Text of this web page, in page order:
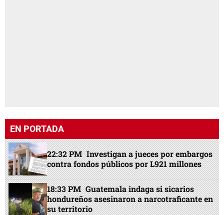
EN PORTADA
22:32 PM Investigan a jueces por embargos
contra fondos públicos por L921 millones
18:33 PM Guatemala indaga si sicarios
hondureños asesinaron a narcotraficante en
su territorio